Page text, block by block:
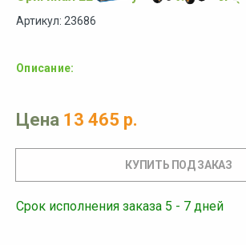
Артикул: 23686
Описание:
Цена 13 465 р.
Срок исполнения заказа 5 - 7 дней